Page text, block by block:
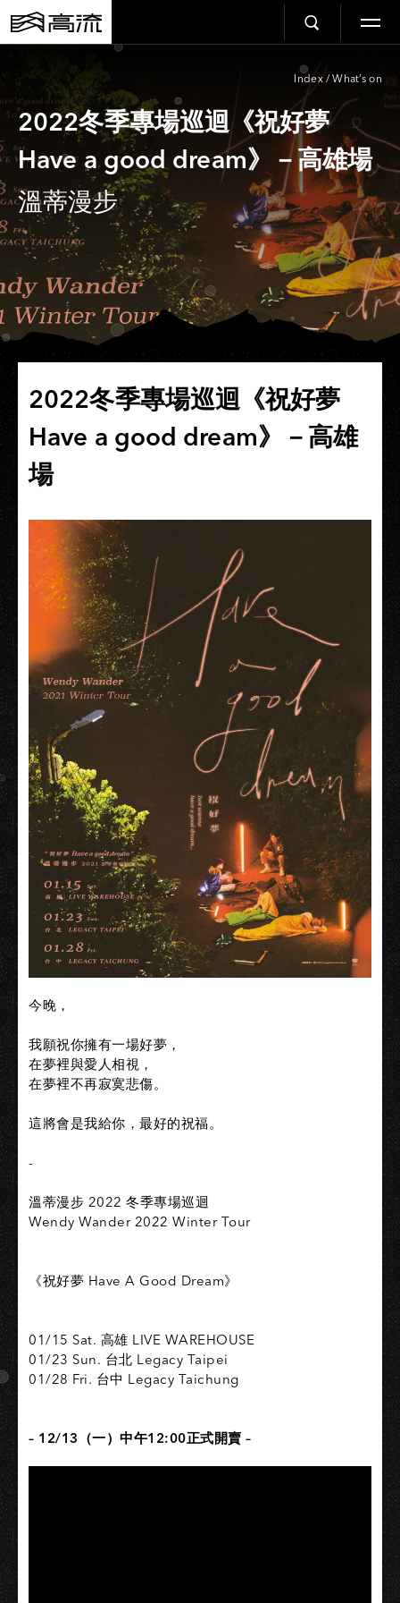
Index / What’s on
2022冬季專場巡迴《祝好夢
Have a good dream》－高雄場
溫蒂漫步
2022冬季專場巡迴《祝好夢
Have a good dream》－高雄
場
今晚，​
我願祝你擁有一場好夢，​
在夢裡與愛人相視，​
在夢裡不再寂寞悲傷。​
這將會是我給你，最好的祝福。​
-​
溫蒂漫步 2022 冬季專場巡迴​
Wendy Wander 2022 Winter Tour​
《祝好夢 Have A Good Dream》​
01/15 Sat. 高雄 LIVE WAREHOUSE​
01/23 Sun. 台北 Legacy Taipei​
01/28 Fri. 台中 Legacy Taichung​
– 12/13（一）中午12:00正式開賣 –​